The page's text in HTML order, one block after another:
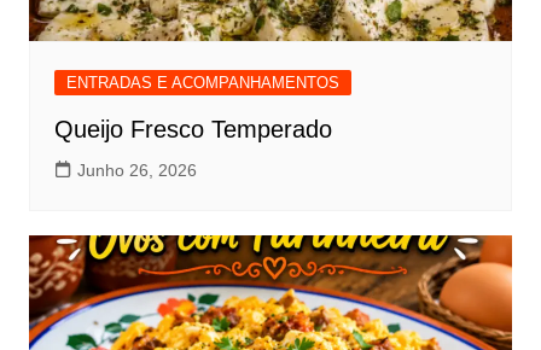
ENTRADAS E ACOMPANHAMENTOS
Queijo Fresco Temperado
Junho 26, 2026